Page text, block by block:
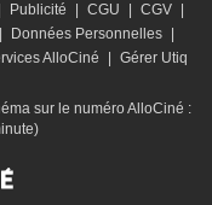
Publicité CGU CGV
Données Personnelles
AlloCiné
Gérer Utiq
sur le numéro AlloCiné :